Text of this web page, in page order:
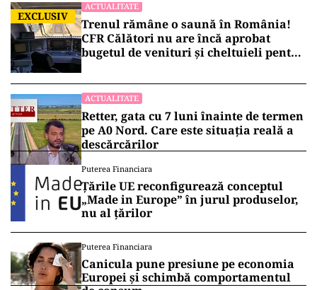
EXCLUSIV
ACTUALITATE
Trenul rămâne o saună în România!
CFR Călători nu are încă aprobat
bugetul de venituri și cheltuieli pentru
ACTUALITATE
Retter, gata cu 7 luni înainte de termen
pe A0 Nord. Care este situația reală a
descărcărilor
Puterea Financiara
Țările UE reconfigurează conceptul
„Made in Europe” în jurul produselor,
nu al țărilor
Puterea Financiara
Canicula pune presiune pe economia
Europei și schimbă comportamentul